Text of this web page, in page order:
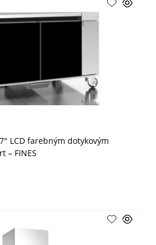
LCD farebným dotykovým
– FINES